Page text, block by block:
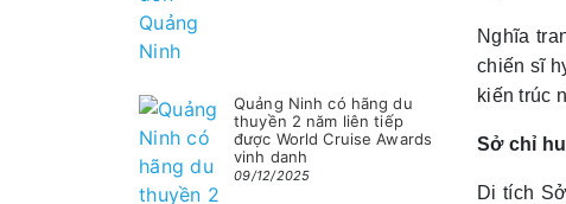
Quảng Ninh có hãng du
thuyền 2 năm liên tiếp
được World Cruise Awards
vinh danh
09/12/2025
Nghĩa
chiến sĩ
kiến trúc
Sở chỉ
Di tích